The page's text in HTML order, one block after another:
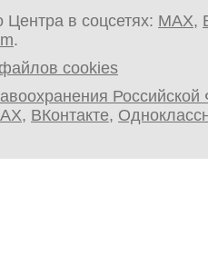
в соцсетях: MAX,
.
cookies
, ВКонтакте,